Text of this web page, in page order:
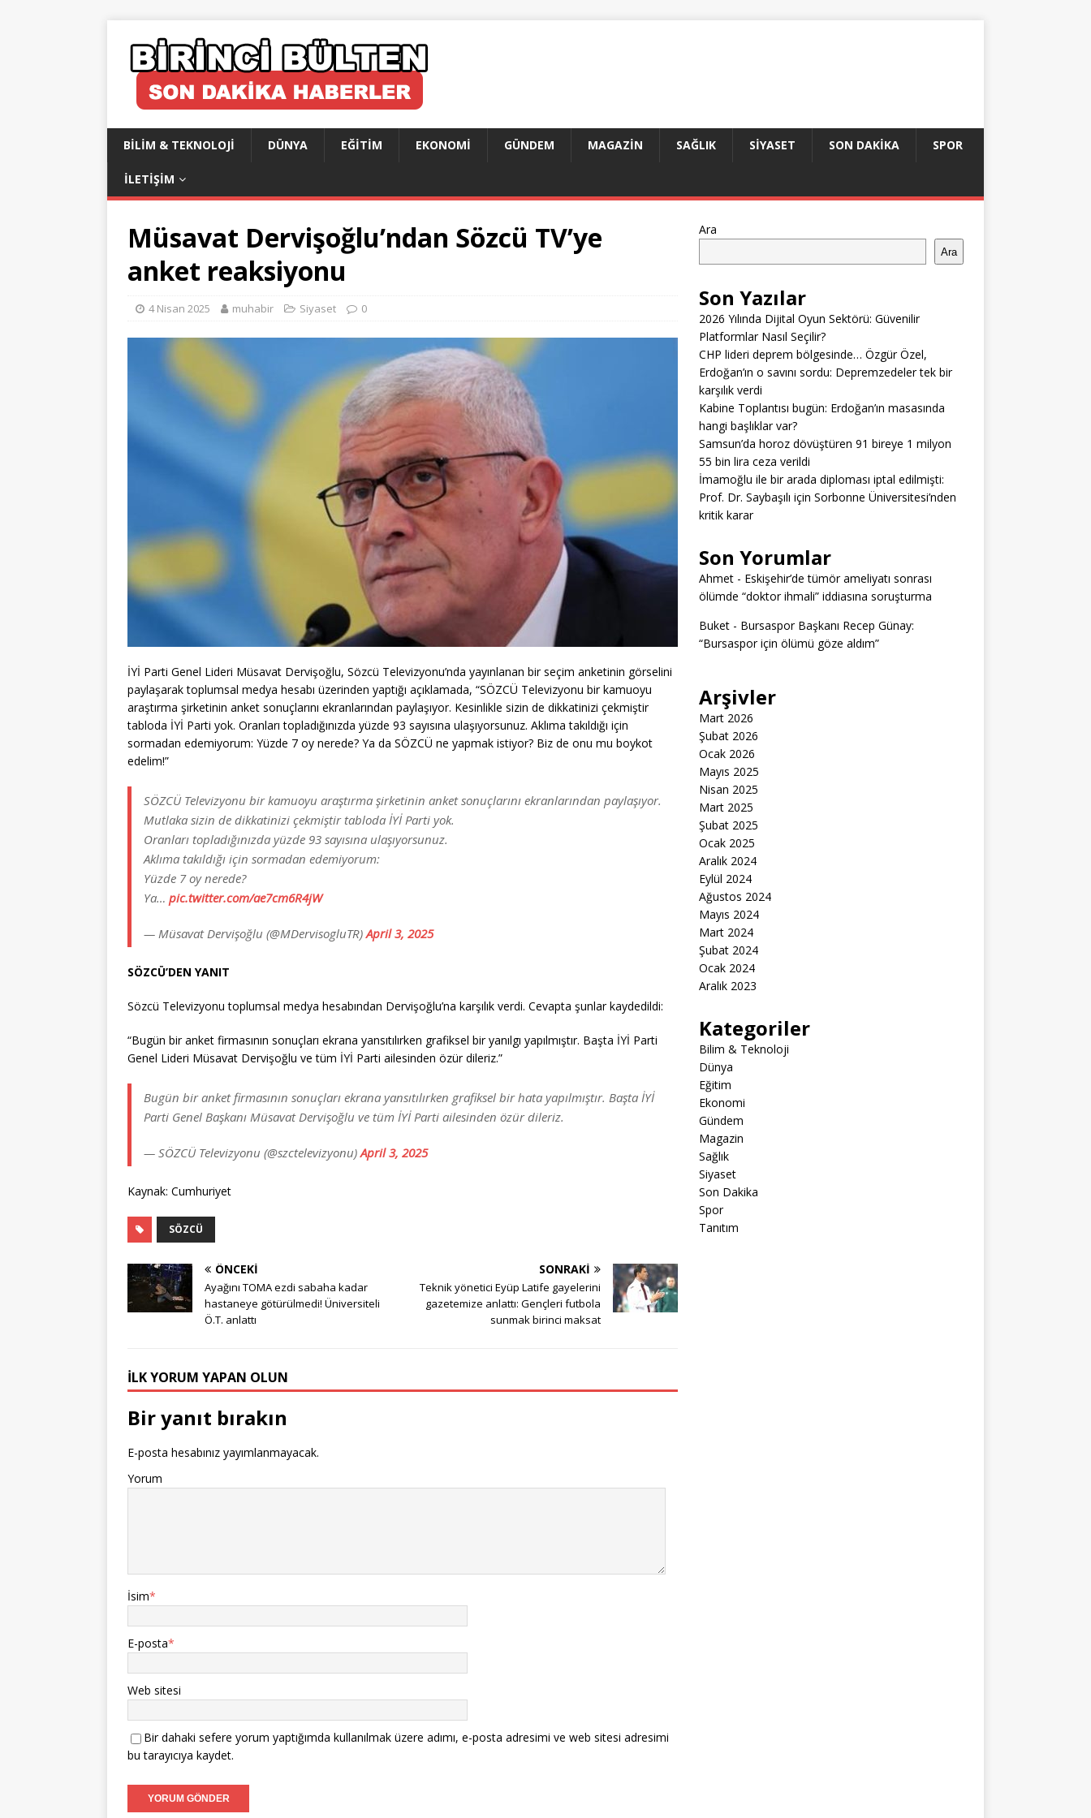
BILIM & TEKNOLOJI DÜNYA EĞITIM EKONOMI GÜNDEM MAGAZIN SAĞLIK SIYASET SON DAKIKA SPOR
İLETIŞIM
Müsavat Dervişoğlu’ndan Sözcü TV’ye
anket reaksiyonu
4 Nisan 2025 muhabir Siyaset 0
İYİ Parti Genel Lideri Müsavat Dervişoğlu, Sözcü Televizyonu’nda yayınlanan bir seçim anketinin görselini
paylaşarak toplumsal medya hesabı üzerinden yaptığı açıklamada, “SÖZCÜ Televizyonu bir kamuoyu
araştırma şirketinin anket sonuçlarını ekranlarından paylaşıyor. Kesinlikle sizin de dikkatinizi çekmiştir
tabloda İYİ Parti yok. Oranları topladığınızda yüzde 93 sayısına ulaşıyorsunuz. Aklıma takıldığı için
sormadan edemiyorum: Yüzde 7 oy nerede? Ya da SÖZCÜ ne yapmak istiyor? Biz de onu mu boykot
edelim!”
SÖZCÜ Televizyonu bir kamuoyu araştırma şirketinin anket sonuçlarını ekranlarından paylaşıyor.
Mutlaka sizin de dikkatinizi çekmiştir tabloda İYİ Parti yok.
Oranları topladığınızda yüzde 93 sayısına ulaşıyorsunuz.
Aklıma takıldığı için sormadan edemiyorum:
Yüzde 7 oy nerede?
Ya… pic.twitter.com/ae7cm6R4jW
— Müsavat Dervişoğlu (@MDervisogluTR)April 3, 2025
SÖZCÜ’DEN YANIT
Sözcü Televizyonu toplumsal medya hesabından Dervişoğlu’na karşılık verdi. Cevapta şunlar kaydedildi:
“Bugün bir anket firmasının sonuçları ekrana yansıtılırken grafiksel bir yanılgı yapılmıştır. Başta İYİ Parti
Genel Lideri Müsavat Dervişoğlu ve tüm İYİ Parti ailesinden özür dileriz.”
Bugün bir anket firmasının sonuçları ekrana yansıtılırken grafiksel bir hata yapılmıştır. Başta İYİ
Parti Genel Başkanı Müsavat Dervişoğlu ve tüm İYİ Parti ailesinden özür dileriz.
— SÖZCÜ Televizyonu (@szctelevizyonu)April 3, 2025
Kaynak: Cumhuriyet
SÖZCÜ
ÖNCEKI
Ayağını TOMA ezdi sabaha kadar
hastaneye götürülmedi! Üniversiteli
Ö.T. anlattı
SONRAKI
Teknik yönetici Eyüp Latife gayelerini
gazetemize anlattı: Gençleri futbola
sunmak birinci maksat
İLK YORUM YAPAN OLUN
Bir yanıt bırakın
E-posta hesabınız yayımlanmayacak.
Yorum
İsim*
E-posta*
Web sitesi
Bir dahaki sefere yorum yaptığımda kullanılmak üzere adımı, e-posta adresimi ve web sitesi adresimi
bu tarayıcıya kaydet.
Ara
Ara
Son Yazılar
2026 Yılında Dijital Oyun Sektörü: Güvenilir
Platformlar Nasıl Seçilir?
CHP lideri deprem bölgesinde… Özgür Özel,
Erdoğan’ın o savını sordu: Depremzedeler tek bir
karşılık verdi
Kabine Toplantısı bugün: Erdoğan’ın masasında
hangi başlıklar var?
Samsun’da horoz dövüştüren 91 bireye 1 milyon
55 bin lira ceza verildi
İmamoğlu ile bir arada diploması iptal edilmişti:
Prof. Dr. Saybaşılı için Sorbonne Üniversitesi’nden
kritik karar
Son Yorumlar
Ahmet- Eskişehir’de tümör ameliyatı sonrası
ölümde “doktor ihmali” iddiasına soruşturma
Buket- Bursaspor Başkanı Recep Günay:
“Bursaspor için ölümü göze aldım”
Arşivler
Mart 2026
Şubat 2026
Ocak 2026
Mayıs 2025
Nisan 2025
Mart 2025
Şubat 2025
Ocak 2025
Aralık 2024
Eylül 2024
Ağustos 2024
Mayıs 2024
Mart 2024
Şubat 2024
Ocak 2024
Aralık 2023
Kategoriler
Bilim & Teknoloji
Dünya
Eğitim
Ekonomi
Gündem
Magazin
Sağlık
Siyaset
Son Dakika
Spor
Tanıtım